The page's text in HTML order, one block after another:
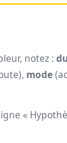
notez :
mode
«